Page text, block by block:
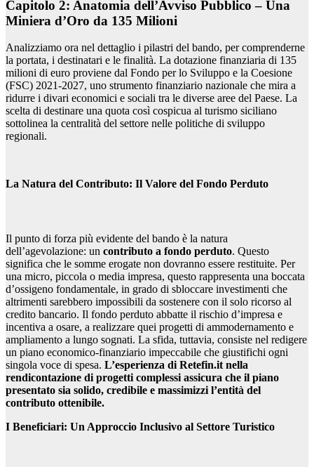
Capitolo 2: Anatomia dell’Avviso Pubblico – Una
Miniera d’Oro da 135 Milioni
Analizziamo ora nel dettaglio i pilastri del bando, per comprenderne
la portata, i destinatari e le finalità. La dotazione finanziaria di 135
milioni di euro proviene dal Fondo per lo Sviluppo e la Coesione
(FSC) 2021-2027, uno strumento finanziario nazionale che mira a
ridurre i divari economici e sociali tra le diverse aree del Paese. La
scelta di destinare una quota così cospicua al turismo siciliano
sottolinea la centralità del settore nelle politiche di sviluppo
regionali.
La Natura del Contributo: Il Valore del Fondo Perduto
Il punto di forza più evidente del bando è la natura
dell’agevolazione: un contributo a fondo perduto. Questo
significa che le somme erogate non dovranno essere restituite. Per
una micro, piccola o media impresa, questo rappresenta una boccata
d’ossigeno fondamentale, in grado di sbloccare investimenti che
altrimenti sarebbero impossibili da sostenere con il solo ricorso al
credito bancario. Il fondo perduto abbatte il rischio d’impresa e
incentiva a osare, a realizzare quei progetti di ammodernamento e
ampliamento a lungo sognati. La sfida, tuttavia, consiste nel redigere
un piano economico-finanziario impeccabile che giustifichi ogni
singola voce di spesa. L’esperienza di Retefin.it nella
rendicontazione di progetti complessi assicura che il piano
presentato sia solido, credibile e massimizzi l’entità del
contributo ottenibile.
I Beneficiari: Un Approccio Inclusivo al Settore Turistico